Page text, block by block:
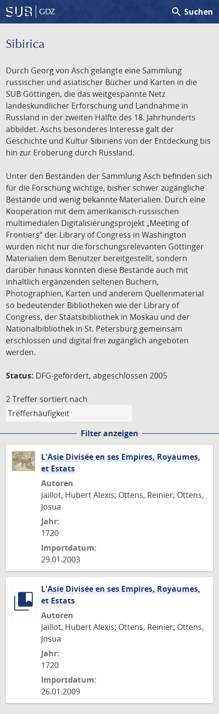
GDZ search Suchen
Sibirica
Durch Georg von Asch gelangte eine Sammlung
russischer und asiatischer Bücher und Karten in die
SUB Göttingen, die das weitgespannte Netz
landeskundlicher Erforschung und Landnahme in
Russland in der zweiten Hälfte des 18. Jahrhunderts
abbildet. Aschs besonderes Interesse galt der
Geschichte und Kultur Sibiriens von der Entdeckung bis
hin zur Eroberung durch Russland.
Unter den Beständen der Sammlung Asch befinden sich
für die Forschung wichtige, bisher schwer zugängliche
Bestände und wenig bekannte Materialien. Durch eine
Kooperation mit dem amerikanisch-russischen
multimedialen Digitalisierungsprojekt „Meeting of
Frontiers“ der Library of Congress in Washington
wurden nicht nur die forschungsrelevanten Göttinger
Materialien dem Benutzer bereitgestellt, sondern
darüber hinaus konnten diese Bestände auch mit
inhaltlich ergänzenden seltenen Büchern,
Photographien, Karten und anderem Quellenmaterial
so bedeutender Bibliotheken wie der Library of
Congress, der Staatsbibliothek in Moskau und der
Nationalbibliothek in St. Petersburg gemeinsam
erschlossen und digital frei zugänglich angeboten
werden.
Status: DFG-gefördert, abgeschlossen 2005
2 Treffer sortiert nach
Filter anzeigen
L'Asie Divisée en ses Empires, Royaumes,
et Estats
Autoren
Jaillot, Hubert Alexis; Ottens, Reinier; Ottens,
Josua
Jahr:
1720
Importdatum:
29.01.2003
L'Asie Divisée en ses Empires, Royaumes,
et Estats
Autoren
Jaillot, Hubert Alexis; Ottens, Reinier; Ottens,
Josua
Jahr:
1720
Importdatum:
26.01.2009